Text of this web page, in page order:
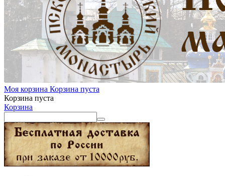
Моя корзина Корзина пуста
Корзина пуста
Корзина